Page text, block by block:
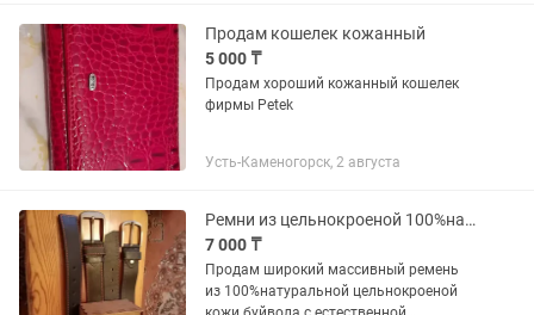
Продам кошелек кожанный
5 000 ₸
Продам хороший кожанный кошелек
фирмы Petek
Усть-Каменогорск, 2 августа
Ремни из цельнокроеной 100%натуральной кожи буйвола шириной от 44мм до 48мм
7 000 ₸
Продам широкий массивный ремень
из 100%натуральной цельнокроеной